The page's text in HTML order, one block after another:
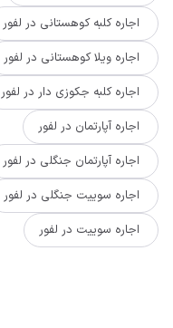
اجاره کلبه کوهستانی در لفور
اجاره ویلا کوهستانی در لفور
اجاره کلبه جکوزی دار در لفور
اجاره آپارتمان در لفور
اجاره آپارتمان جنگلی در لفور
اجاره سوییت جنگلی در لفور
اجاره سوییت در لفور